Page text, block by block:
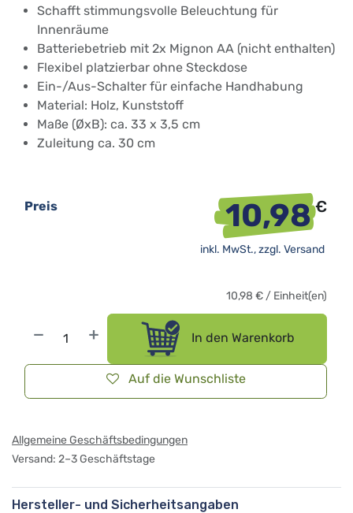
Schafft stimmungsvolle Beleuchtung für
Innenräume
Batteriebetrieb mit 2x Mignon AA (nicht enthalten)
Flexibel platzierbar ohne Steckdose
Ein-/Aus-Schalter für einfache Handhabung
Material: Holz, Kunststoff
Maße (ØxB): ca. 33 x 3,5 cm
Zuleitung ca. 30 cm
In den Warenkorb
Auf die Wunschliste
Preis 10,98€
inkl. MwSt., zzgl. Versand
10,98 € / Einheit(en)
Allgemeine Geschäftsbedingungen
Versand: 2–3 Geschäftstage
Hersteller- und Sicherheitsangaben